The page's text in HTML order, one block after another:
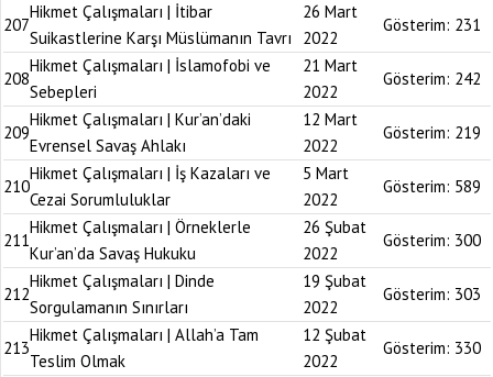
207
Hikmet Çalışmaları | İtibar
Suikastlerine Karşı Müslümanın Tavrı
26 Mart
2022
Gösterim: 231
208
Hikmet Çalışmaları | İslamofobi ve
Sebepleri
21 Mart
2022
Gösterim: 242
209
Hikmet Çalışmaları | Kur’an’daki
Evrensel Savaş Ahlakı
12 Mart
2022
Gösterim: 219
210
Hikmet Çalışmaları | İş Kazaları ve
Cezai Sorumluluklar
5 Mart
2022
Gösterim: 589
211
Hikmet Çalışmaları | Örneklerle
Kur’an’da Savaş Hukuku
26 Şubat
2022
Gösterim: 300
212
Hikmet Çalışmaları | Dinde
Sorgulamanın Sınırları
19 Şubat
2022
Gösterim: 303
213
Hikmet Çalışmaları | Allah’a Tam
Teslim Olmak
12 Şubat
2022
Gösterim: 330